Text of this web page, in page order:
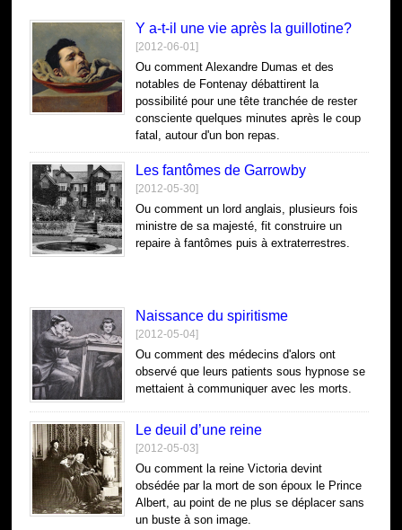
Y a-t-il une vie après la guillotine?
[2012-06-01]
Ou comment Alexandre Dumas et des
notables de Fontenay débattirent la
possibilité pour une tête tranchée de rester
consciente quelques minutes après le coup
fatal, autour d'un bon repas.
Les fantômes de Garrowby
[2012-05-30]
Ou comment un lord anglais, plusieurs fois
ministre de sa majesté, fit construire un
repaire à fantômes puis à extraterrestres.
Naissance du spiritisme
[2012-05-04]
Ou comment des médecins d'alors ont
observé que leurs patients sous hypnose se
mettaient à communiquer avec les morts.
Le deuil d’une reine
[2012-05-03]
Ou comment la reine Victoria devint
obsédée par la mort de son époux le Prince
Albert, au point de ne plus se déplacer sans
un buste à son image.